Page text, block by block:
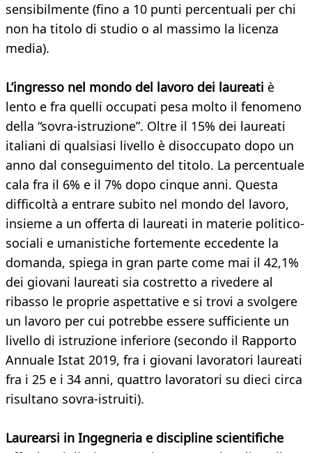
sensibilmente (fino a 10 punti percentuali per chi
non ha titolo di studio o al massimo la licenza
media).
L’ingresso nel mondo del lavoro dei laureati è
lento e fra quelli occupati pesa molto il fenomeno
della “sovra-istruzione”. Oltre il 15% dei laureati
italiani di qualsiasi livello è disoccupato dopo un
anno dal conseguimento del titolo. La percentuale
cala fra il 6% e il 7% dopo cinque anni. Questa
difficoltà a entrare subito nel mondo del lavoro,
insieme a un offerta di laureati in materie politico-
sociali e umanistiche fortemente eccedente la
domanda, spiega in gran parte come mai il 42,1%
dei giovani laureati sia costretto a rivedere al
ribasso le proprie aspettative e si trovi a svolgere
un lavoro per cui potrebbe essere sufficiente un
livello di istruzione inferiore (secondo il Rapporto
Annuale Istat 2019, fra i giovani lavoratori laureati
fra i 25 e i 34 anni, quattro lavoratori su dieci circa
risultano sovra-istruiti).
Laurearsi in Ingegneria e discipline scientifiche